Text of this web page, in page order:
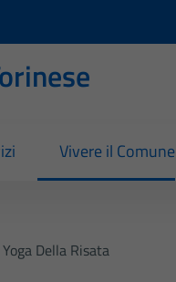
Vivere il Comune
Yoga Della Risata